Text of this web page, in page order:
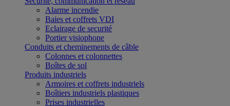
Alarme incendie
Baies et coffrets VDI
Eclairage de securité
Portier visiophone
Conduits et cheminements de câble
Colonnes et colonnettes
Boîtes de sol
Produits industriels
Armoires et coffrets industriels
Boîtiers industriels plastiques
Prises industrielles